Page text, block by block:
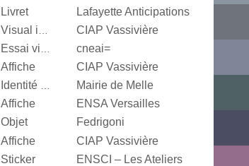
Livret
Lafayette Anticipations
CIAP Vassivière
Essai visuel
cneai=
Affiche
CIAP Vassivière
Identité visuelle
Mairie de Melle
Affiche
ENSA Versailles
Objet
Fedrigoni
Affiche
CIAP Vassivière
Sticker
ENSCI – Les Ateliers